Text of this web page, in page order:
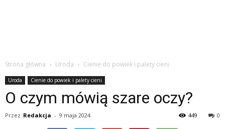
Strona główna Uroda Cienie do powiek i palety cieni
Uroda Cienie do powiek i palety cieni
O czym mówią szare oczy?
Przez Redakcja - 9 maja 2024 0
449